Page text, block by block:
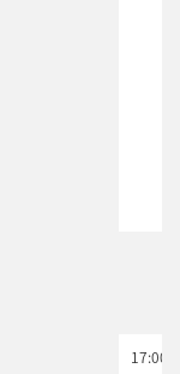
17:00